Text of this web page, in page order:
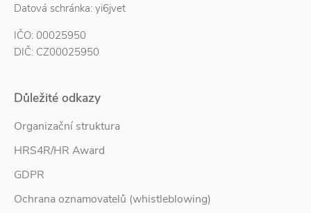
Datová schránka: yi6jvet
IČO: 00025950
DIČ: CZ00025950
Důležité odkazy
Organizační struktura
HRS4R/HR Award
GDPR
Ochrana oznamovatelů (whistleblowing)